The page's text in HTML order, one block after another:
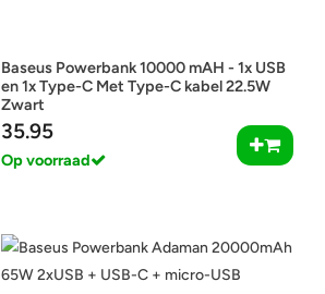
Baseus Powerbank 10000 mAH - 1x USB
en 1x Type-C Met Type-C kabel 22.5W
Zwart
35.95
Op voorraad